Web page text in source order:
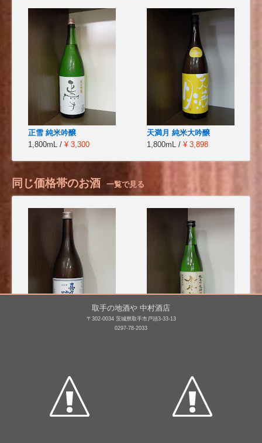
正雪 純米吟醸
1,800mL / ¥ 3,300
天満月 純米大吟醸
1,800mL / ¥ 3,898
同じ価格帯のお酒 一覧で見る
鳳凰美田 純米吟醸 無濾
取手の地酒や 中村酒店
〒302-0034 茨城県取手市戸頭3-33-13
0297-78-2033